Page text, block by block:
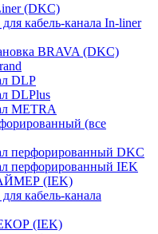
(DKC)
кабель-канала In-liner
BRAVA (DKC)
DLP
DLPlus
METRA
(все
перфорированный DKC
перфорированный IEK
(IEK)
кабель-канала
(IEK)